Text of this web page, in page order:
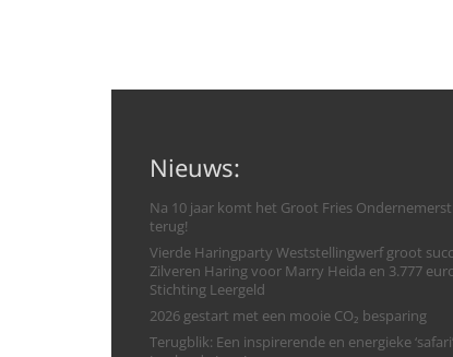
Nieuws:
Na 10 jaar komt het Groot Fries
terug!
Vierde Haringparty Weststellingwerf groot
Zilveren Haring voor Marry Heida en 3.777
Stichting Leergeld
2026 gestart met een mooie CO₂ besparing
Terugblik: Een inspirerende en energieke